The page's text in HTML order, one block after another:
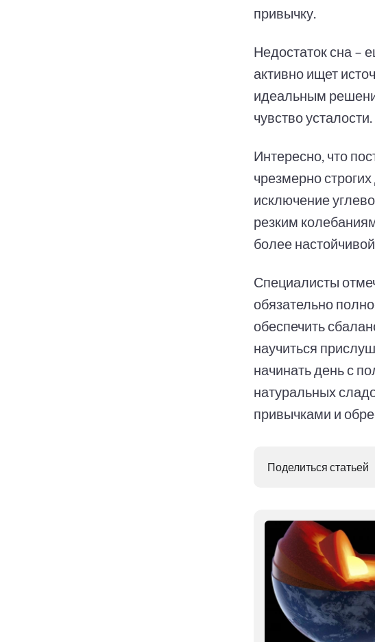
привычку.
Недостаток сна –
активно ищет
идеальным
чувство усталости.
Интересно, что
чрезмерно
исключение
резким
более настойчивой.
Специалисты
обязательно
обеспечить
научиться
начинать день с
натуральных
привычками и
Поделиться статьей